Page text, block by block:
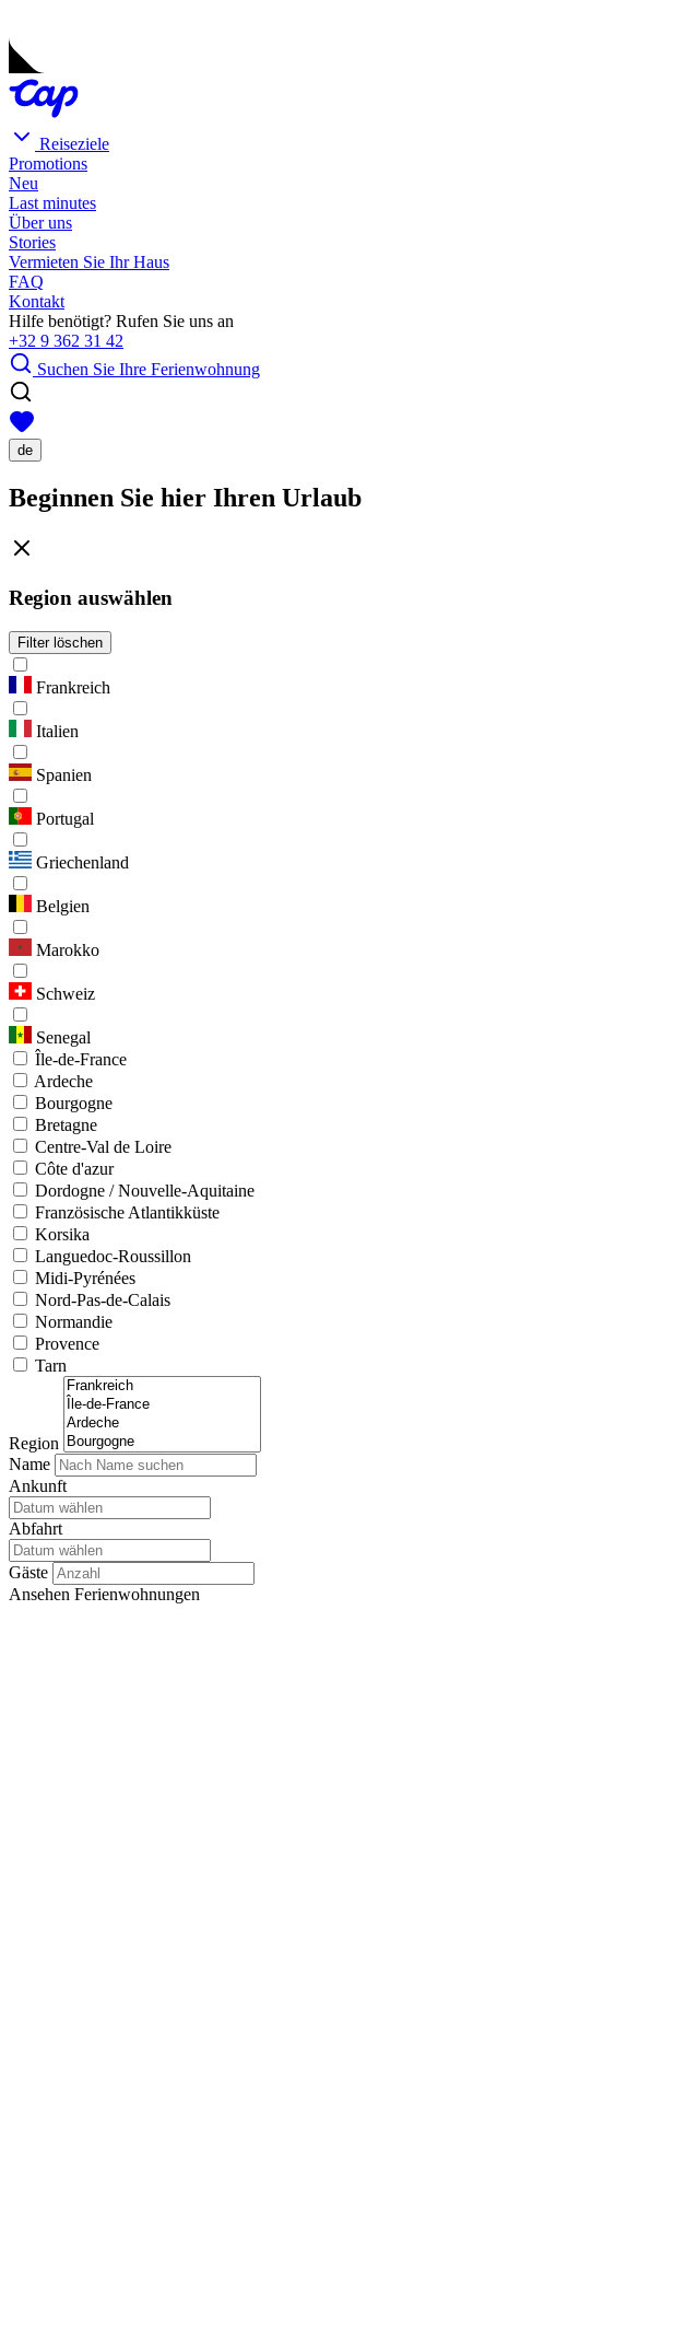
Reiseziele
Promotions
Neu
Last minutes
Über uns
Stories
Vermieten Sie Ihr Haus
FAQ
Kontakt
Hilfe benötigt? Rufen Sie uns an
+32 9 362 31 42
Suchen Sie Ihre Ferienwohnung
de
Beginnen Sie hier Ihren Urlaub
Region auswählen
Filter löschen
Frankreich
Italien
Spanien
Portugal
Griechenland
Belgien
Marokko
Schweiz
Senegal
Île-de-France
Ardeche
Bourgogne
Bretagne
Centre-Val de Loire
Côte d'azur
Dordogne / Nouvelle-Aquitaine
Französische Atlantikküste
Korsika
Languedoc-Roussillon
Midi-Pyrénées
Nord-Pas-de-Calais
Normandie
Provence
Tarn
Region
Name
Ankunft
Abfahrt
Gäste
Ansehen Ferienwohnungen